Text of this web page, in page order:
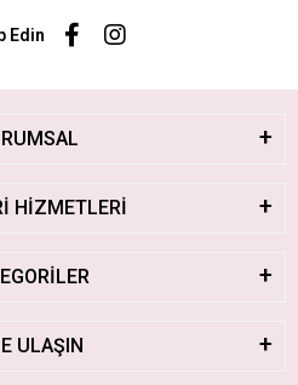
Edin
HİZMETLERİ
ULAŞIN